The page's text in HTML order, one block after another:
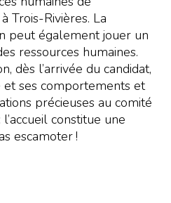
Trois-Rivières. La
peut également jouer un
ressources humaines.
dès l’arrivée du candidat,
et ses comportements et
précieuses au comité
constitue une
escamoter !